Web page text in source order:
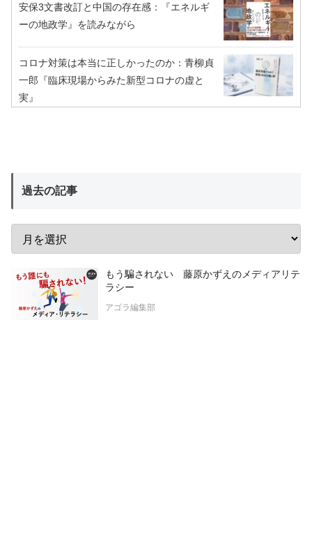
安保3文書改訂と中国の存在感：『エネルギ
ーの地政学』を読みながら
コロナ対策は本当に正しかったのか：青柳貞
一郎『臨床現場からみた新型コロナの虚と
実』
過去の記事
もう騙されない 藤原かずえのメディアリテ
ラシー
アゴラ編集部